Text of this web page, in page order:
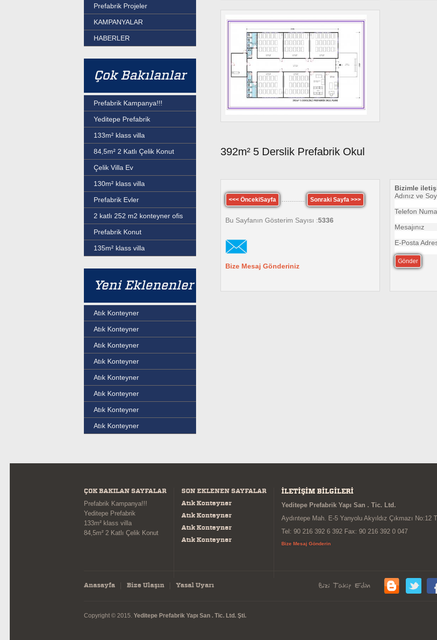
Prefabrik Projeler
KAMPANYALAR
HABERLER
Çok Bakılanlar
Prefabrik Kampanya!!!
Yeditepe Prefabrik
133m² klass villa
84,5m² 2 Katlı Çelik Konut
Çelik Villa Ev
130m² klass villa
Prefabrik Evler
2 katlı 252 m2 konteyner ofis
Prefabrik Konut
135m² klass villa
Yeni Eklenenler
Atık Konteyner
Atık Konteyner
Atık Konteyner
Atık Konteyner
Atık Konteyner
Atık Konteyner
Atık Konteyner
Atık Konteyner
392m² 5 Derslik Prefabrik Okul
<<< ÖncekiSayfa Sonraki Sayfa >>>
Bu Sayfanın Gösterim Sayısı :5336
Bize Mesaj Gönderiniz
Bizimle
Adınız ve
Telefon
Mesajınız
E-Posta
ÇOK BAKILAN SAYFALAR
Prefabrik Kampanya!!!
Yeditepe Prefabrik
133m² klass villa
84,5m² 2 Katlı Çelik Konut
SON EKLENEN SAYFALAR
Atık Konteyner
Atık Konteyner
Atık Konteyner
Atık Konteyner
İLETİŞİM BİLGİLERİ
Yeditepe Prefabrik Yapı San . Tic. Ltd.
Aydıntepe Mah. E-5 Yanyolu Akyıldız Çıkmazı
Tel: 90 216 392 6 392 Fax: 90 216 392 0 047
Bize Mesaj Gönderin
Anasayfa Bize Ulaşın Yasal Uyarı
Copyright © 2015. Yeditepe Prefabrik Yapı San . Tic. Ltd. Şti.